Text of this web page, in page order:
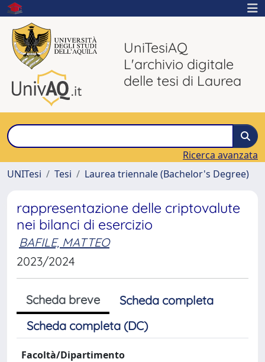
UniTesiAQ
L'archivio digitale
delle tesi di Laurea
Ricerca avanzata
UNITesi
Tesi Laurea triennale (Bachelor's Degree)
rappresentazione delle criptovalute
nei bilanci di esercizio
BAFILE, MATTEO
2023/2024
Scheda breve
Scheda completa
Scheda completa (DC)
Facoltà/Dipartimento